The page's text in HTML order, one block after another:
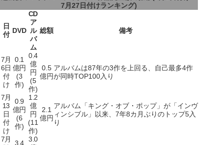
7月27日付けランキング)
日
付 DVD
CD
ア
ル
バ
ム
総額 備考
7月
6日
付
け
0.1
億円
(3
作)
0.4
億
円
(5
作)
0.5
億円
アルバムは87年の3作を上回る、自己最多4作
が同時TOP100入り
7月
13
日
付
け
0.9
億円
(6
作)
1.2
億
円
(11
作)
2.1
億円
アルバム「キング・オブ・ポップ」が「インヴ
ィンシブル」以来、7年8カ月ぶりのトップ5入
り
7月
3.4 3.0